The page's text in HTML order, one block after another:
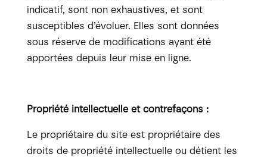
indicatif, sont non exhaustives, et sont
susceptibles d’évoluer. Elles sont données
sous réserve de modifications ayant été
apportées depuis leur mise en ligne.
Propriété intellectuelle et contrefaçons :
Le propriétaire du site est propriétaire des
droits de propriété intellectuelle ou détient les